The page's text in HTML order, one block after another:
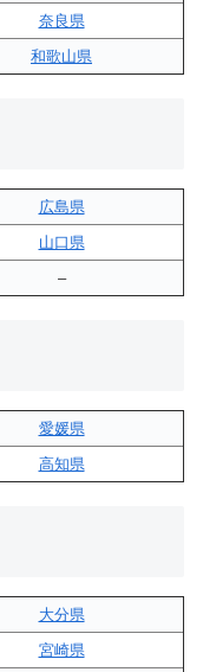
奈良県
和歌山県
広島県
山口県
–
愛媛県
高知県
大分県
宮崎県